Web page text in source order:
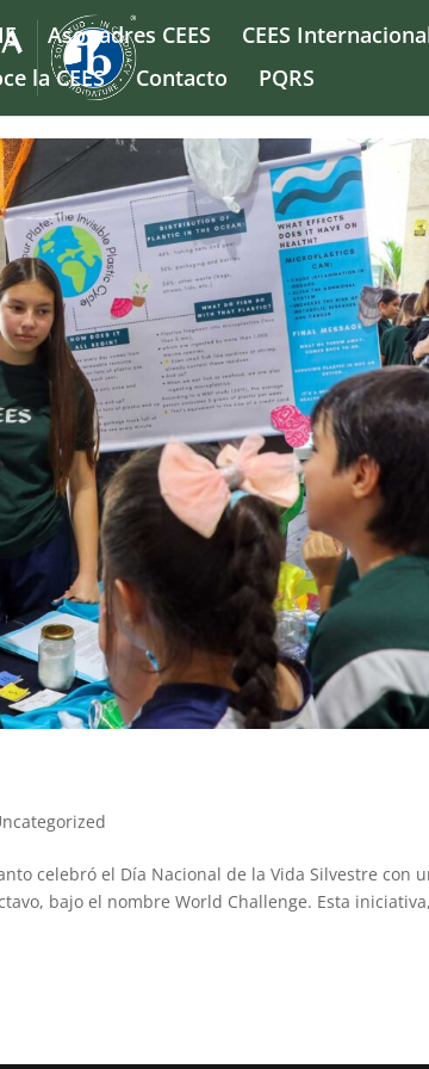
Asopadres CEES CEES
la CEES
Contacto PQRS
celebró el Día Nacional de la Vida Silvestre con
bajo el nombre World Challenge. Esta iniciativa,